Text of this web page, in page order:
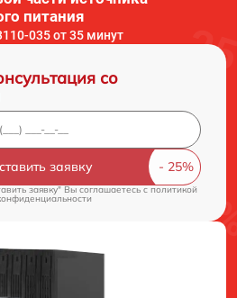
питания
035 от 35 минут
со
заявку
заявку" Вы соглашаетесь cполитикой